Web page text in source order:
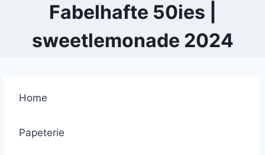
Fabelhafte 50ies |
sweetlemonade 2024
Home
Papeterie